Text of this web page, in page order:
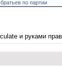
по партии
и руками